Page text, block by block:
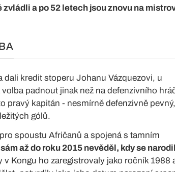
a po 52 letech jsou znovu na
dali kredit stoperu Johanu Vázquezovi, u
padnout jinak než na defenzivního
pravý kapitán - nesmírně defenzivně pevný,
gólů.
spoustu Afričanů a spojená s tamním
až do roku 2015 nevěděl, kdy se
Kongu ho zaregistrovaly jako ročník 1988